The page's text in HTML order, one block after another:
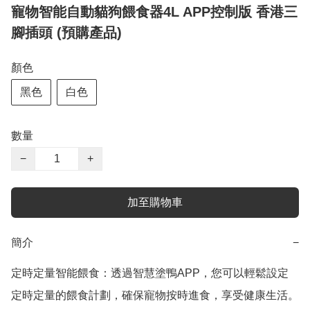
寵物智能自動貓狗餵食器4L APP控制版 香港三
腳插頭 (預購產品)
顏色
黑色 白色
數量
−
+
加至購物車
簡介 −
定時定量智能餵食：透過智慧塗鴨APP，您可以輕鬆設定
定時定量的餵食計劃，確保寵物按時進食，享受健康生活。